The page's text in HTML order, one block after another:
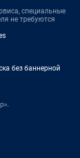
специальные
не требуются
без баннерной